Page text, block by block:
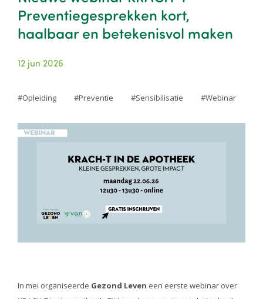
Preventiegesprekken kort,
haalbaar en betekenisvol maken
12 jun 2026
Opleiding Preventie Sensibilisatie Webinar
Image
In mei organiseerde Gezond Leven een eerste webinar over